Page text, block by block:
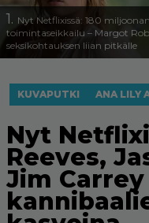
1. Nyt Netflixissä: 180 miljoonan
toimintaseikkailu – Margot
seksikohtauksen liian pitkälle
KUVAPUTKI ANA LILY
Nyt
Reeves,
Jim